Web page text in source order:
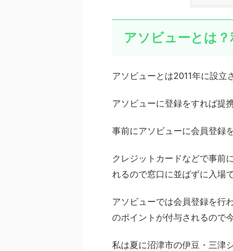
アソビューとは
アソビューとは2011年に設立
アソビューに登録をすれば提
事前にアソビューに会員登録
クレジットカードなどで事前
れるので窓口に並ばずに入場で
アソビューでは会員登録を行
のポイントが付与されるので
私は夏に沼津市の伊豆・三津